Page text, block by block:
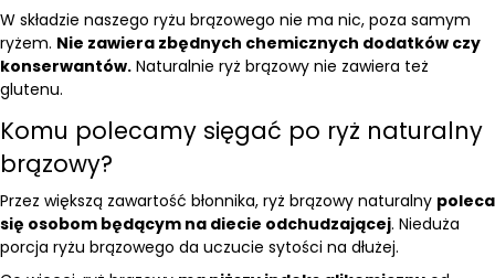
W składzie naszego ryżu brązowego nie ma nic, poza samym
ryżem. Nie zawiera zbędnych chemicznych dodatków czy
konserwantów. Naturalnie ryż brązowy nie zawiera też
glutenu.
Komu polecamy sięgać po ryż naturalny
brązowy?
Przez większą zawartość błonnika, ryż brązowy naturalny poleca
się osobom będącym na diecie odchudzającej. Nieduża
porcja ryżu brązowego da uczucie sytości na dłużej.